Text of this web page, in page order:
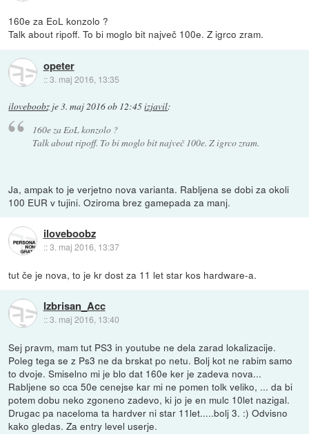
160e za EoL konzolo ?
Talk about ripoff. To bi moglo bit največ 100e. Z igrco zram.
opeter
::3. maj 2016, 13:35
iloveboobz je3. maj 2016 ob 12:45izjavil:
160e za EoL konzolo ?
Talk about ripoff. To bi moglo bit največ 100e. Z igrco zram.
Ja, ampak to je verjetno nova varianta. Rabljena se dobi za okoli
100 EUR v tujini. Oziroma brez gamepada za manj.
iloveboobz
::3. maj 2016, 13:37
tut če je nova, to je kr dost za 11 let star kos hardware-a.
Izbrisan_Acc
::3. maj 2016, 13:40
Sej pravm, mam tut PS3 in youtube ne dela zarad lokalizacije.
Poleg tega se z Ps3 ne da brskat po netu. Bolj kot ne rabim samo
to dvoje. Smiselno mi je blo dat 160e ker je zadeva nova...
Rabljene so cca 50e cenejse kar mi ne pomen tolk veliko, ... da bi
potem dobu neko zgoneno zadevo, ki jo je en mulc 10let nazigal.
Drugac pa naceloma ta hardver ni star 11let.....bolj 3. :) Odvisno
kako gledas. Za entry level userje.